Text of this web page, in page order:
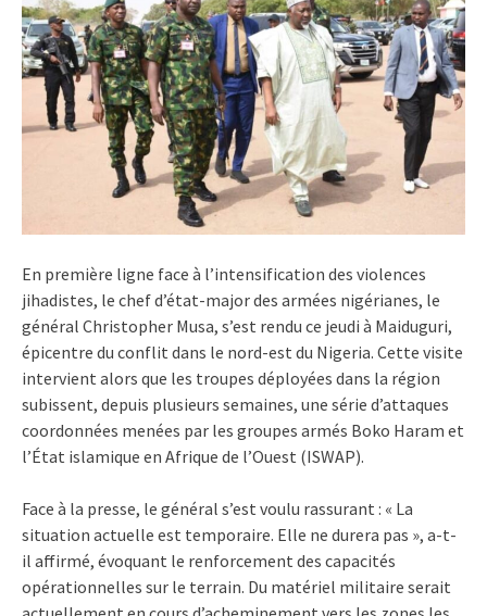
En première ligne face à l’intensification des violences
jihadistes, le chef d’état-major des armées nigérianes, le
général Christopher Musa, s’est rendu ce jeudi à Maiduguri,
épicentre du conflit dans le nord-est du Nigeria. Cette visite
intervient alors que les troupes déployées dans la région
subissent, depuis plusieurs semaines, une série d’attaques
coordonnées menées par les groupes armés Boko Haram et
l’État islamique en Afrique de l’Ouest (ISWAP).
Face à la presse, le général s’est voulu rassurant : « La
situation actuelle est temporaire. Elle ne durera pas », a-t-
il affirmé, évoquant le renforcement des capacités
opérationnelles sur le terrain. Du matériel militaire serait